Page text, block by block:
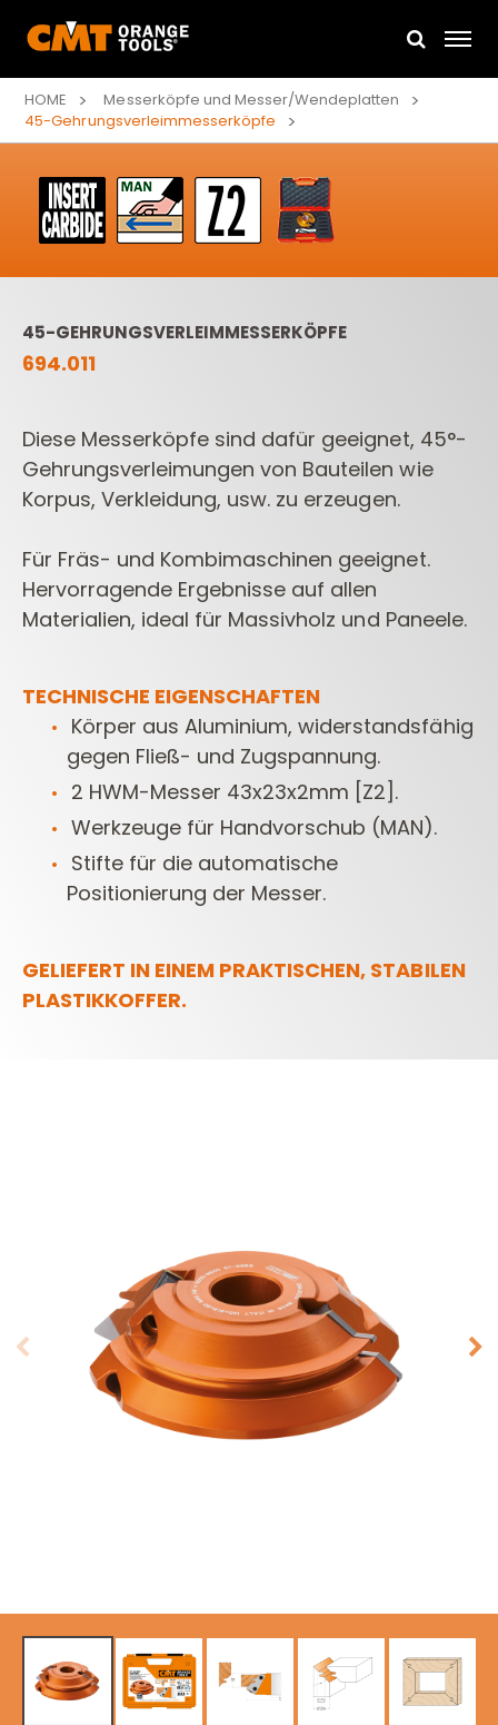
HOME
Messerköpfe und Messer/Wendeplatten
45-Gehrungsverleimmesserköpfe
45-GEHRUNGSVERLEIMMESSERKÖPFE
694.011
Diese Messerköpfe sind dafür geeignet, 45°-
Gehrungsverleimungen von Bauteilen wie
Korpus,Verkleidung, usw. zu erzeugen.
Für Fräs- und Kombimaschinen geeignet.
Hervorragende Ergebnisse auf allen
Materialien, ideal für Massivholz und Paneele.
TECHNISCHE EIGENSCHAFTEN
Körper aus Aluminium, widerstandsfähig
gegen Fließ- und Zugspannung.
2 HWM-Messer 43x23x2mm [Z2].
Werkzeuge für Handvorschub (MAN).
Stifte für die automatische
Positionierung der Messer.
GELIEFERT IN EINEM PRAKTISCHEN, STABILEN
PLASTIKKOFFER.